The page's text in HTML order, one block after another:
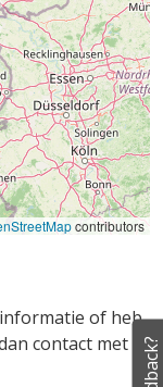
contributors
of heb
contact met